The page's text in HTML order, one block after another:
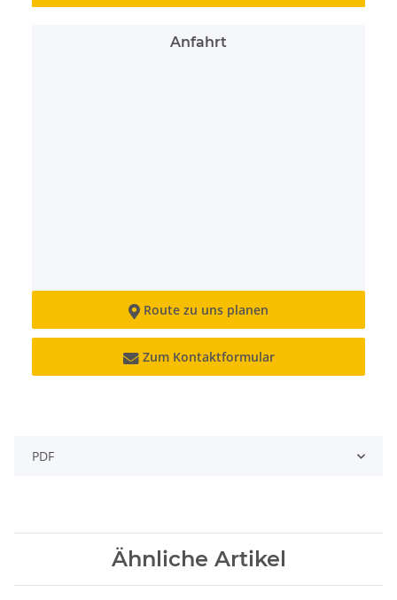
Anfahrt
 Route zu uns planen
Zum Kontaktformular
PDF
Ähnliche Artikel